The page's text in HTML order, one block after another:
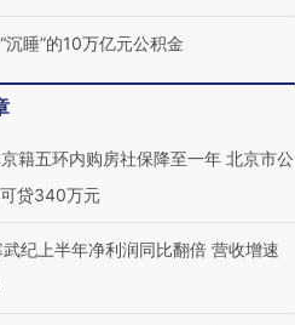
链博
”接产
【特别呈现】寻找100种
有意思的生活方式·第三对
“沉睡”的10万亿元公积金
籍五环内购房社保降至一年 北京市公
贷340万元
武纪上半年净利润同比翻倍 营收增速